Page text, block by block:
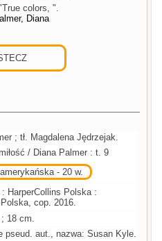
colors, ".
Diana
; tł. Magdalena Jędrzejak.
/ Diana Palmer : t. 9
- 20 w.
HarperCollins Polska :
cop. 2016.
18 cm.
pseud. aut., nazwa: Susan Kyle.